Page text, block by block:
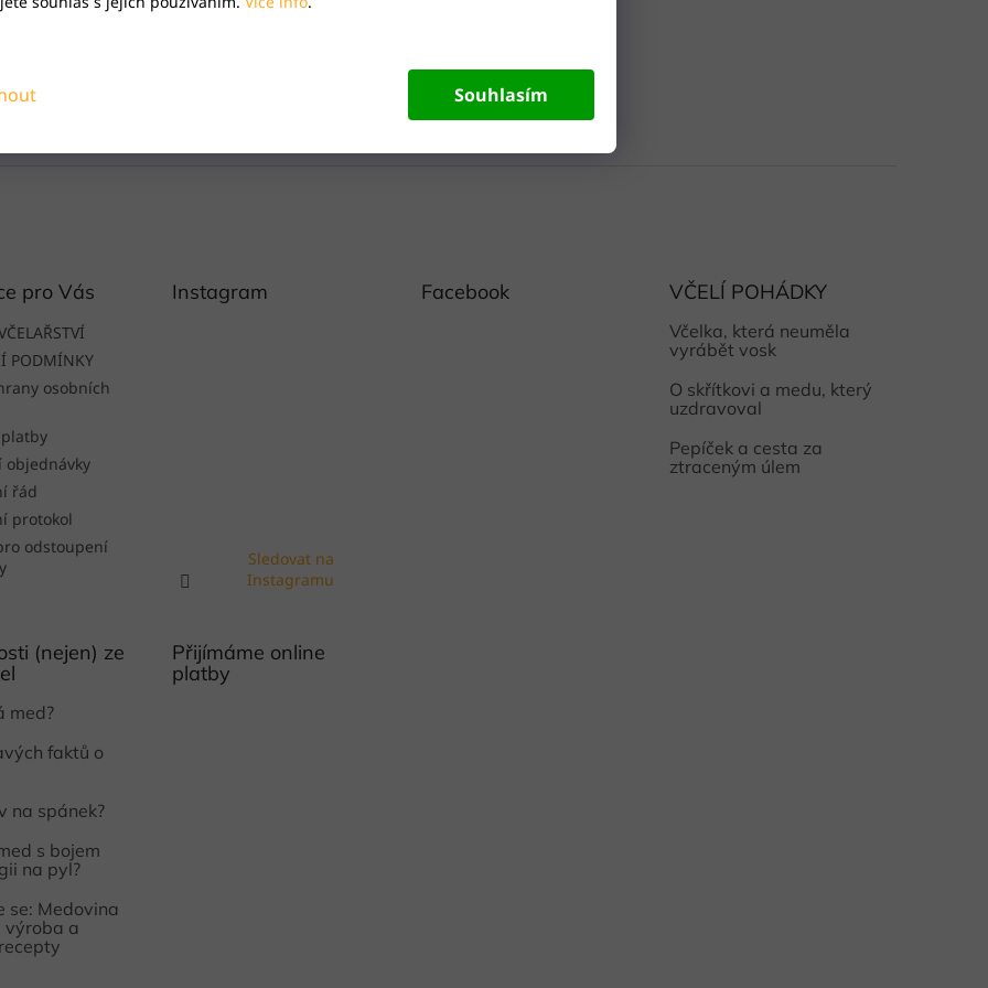
Souhlasím
pro Vás
PODMÍNKY
osobních
objednávky
řád
protokol
odstoupení
Instagram
Sledovat na
Instagramu
Facebook VČELÍ POHÁDKY
Včelka, která neuměla
vyrábět vosk
O skřítkovi a medu, který
uzdravoval
Pepíček a cesta za
ztraceným úlem
(nejen) ze
med?
faktů o
na spánek?
s bojem
na pyl?
se: Medovina
výroba a
Přijímáme online
platby